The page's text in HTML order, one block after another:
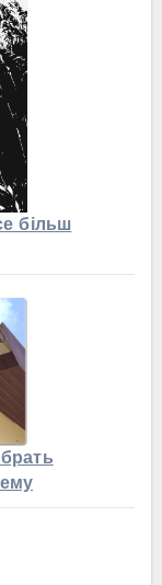
більш